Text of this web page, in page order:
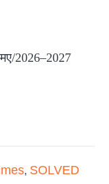
2026–2027
, SOLVED